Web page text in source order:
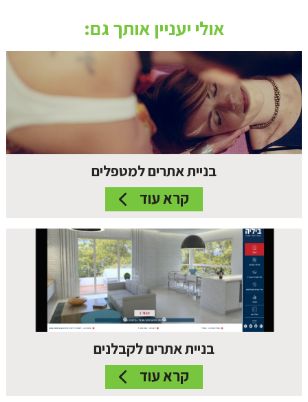
אולי יעניין אותך גם:
בניית אתרים למטפלים
קרא עוד
בניית אתרים לקבלנים
קרא עוד